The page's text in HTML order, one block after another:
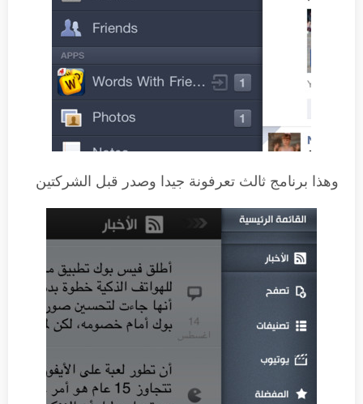
وهذا برنامج ثالث تعرفونة جيدا وصدر قبل الشركتين